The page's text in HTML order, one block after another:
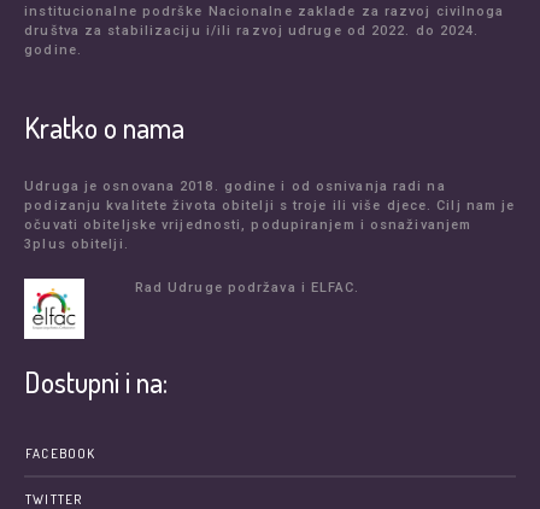
institucionalne podrške Nacionalne zaklade za razvoj civilnoga
društva za stabilizaciju i/ili razvoj udruge od 2022. do 2024.
godine.
Kratko o nama
Udruga je osnovana 2018. godine i od osnivanja radi na
podizanju kvalitete života obitelji s troje ili više djece. Cilj nam je
očuvati obiteljske vrijednosti, podupiranjem i osnaživanjem
3plus obitelji.
Rad Udruge podržava i ELFAC.
Dostupni i na:
FACEBOOK
TWITTER